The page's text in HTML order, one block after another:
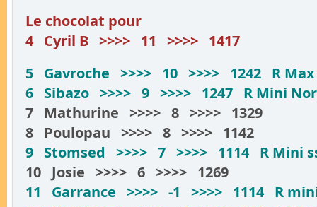
Le chocolat pour
4 Cyril B >>>> 11 >>>> 1417
5 Gavroche >>>> 10 >>>> 1242 R Max
6 Sibazo >>>> 9 >>>> 1247 R Mini
7 Mathurine >>>> 8 >>>> 1329
8 Poulopau >>>> 8 >>>> 1142
9 Stomsed >>>> 7 >>>> 1114 R Mini ss
10 Josie >>>> 6 >>>> 1269
11 Garrance >>>> -1 >>>> 1114 R mini